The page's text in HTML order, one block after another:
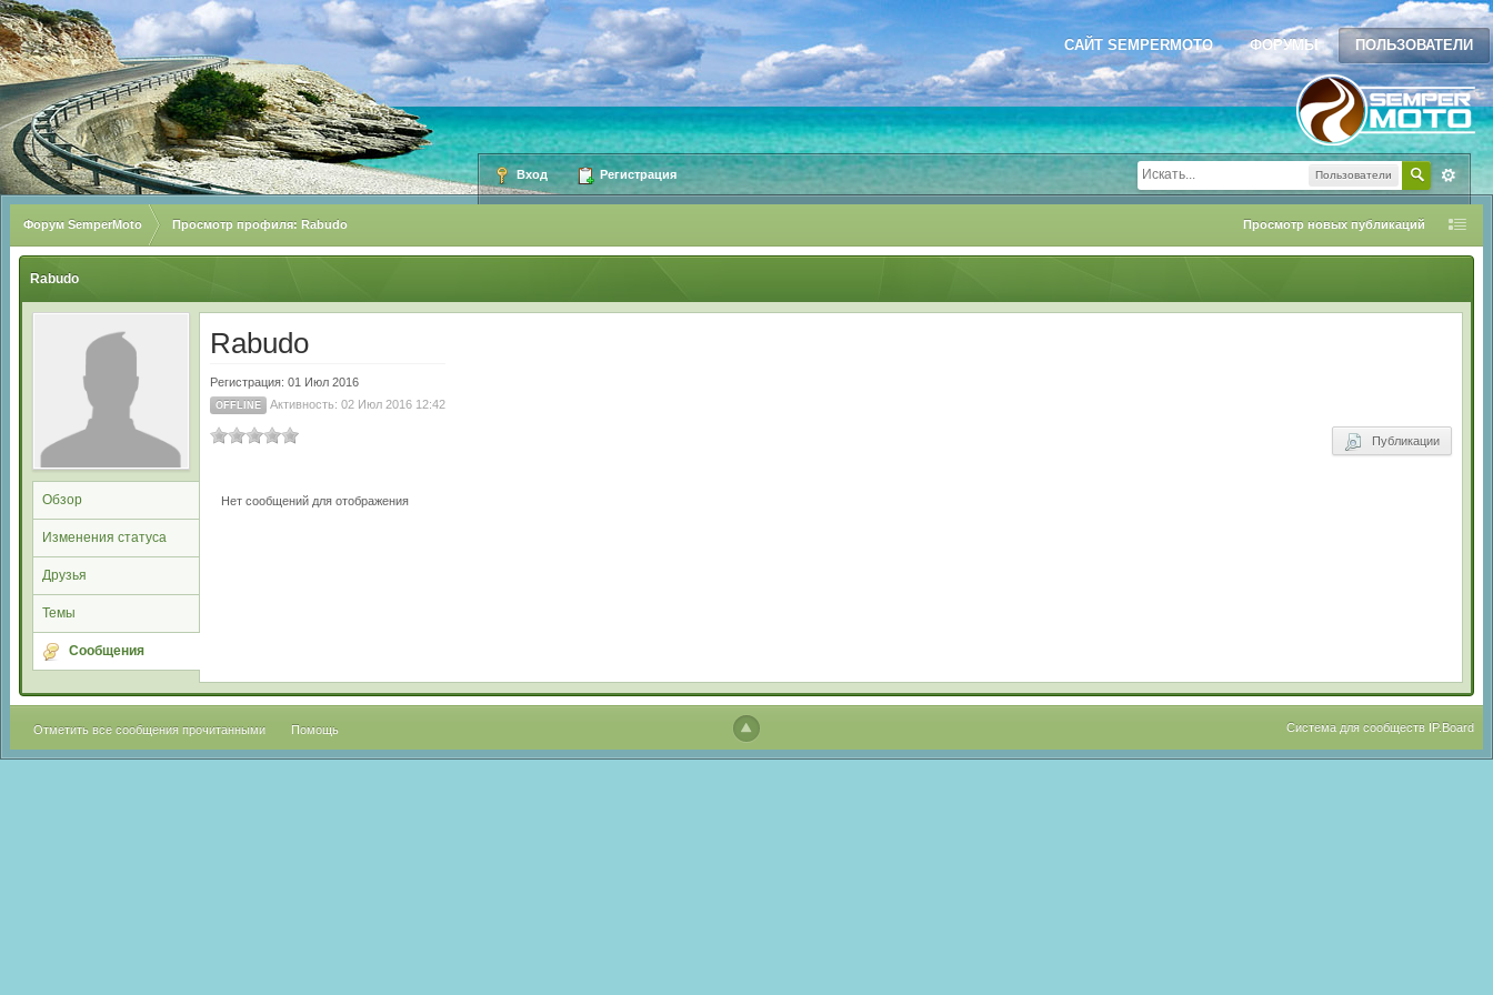
САЙТ SEMPERMOTO ФОРУМЫ ПОЛЬЗОВАТЕЛИ
Пользователи
Вход Регистрация
Форум SemperMoto Просмотр профиля: Rabudo Просмотр новых публикаций
Rabudo
Обзор
Изменения статуса
Друзья
Темы
Сообщения
Rabudo
Регистрация: 01 Июл 2016
OFFLINE Активность: 02 Июл 2016 12:42
Публикации
Нет сообщений для отображения
Отметить все сообщения прочитанными Помощь Система для сообществ IP.Board